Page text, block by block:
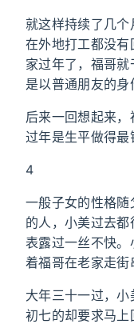
就这样持续了几
在外地打工都没
家过年了，福哥
是以普通朋友的身
后来一回想起来
过年是生平做得最
4
一般子女的性格
的人，小美过去
表露过一丝不快
着福哥在老家走街
大年三十一过，小
初七的却要求马上